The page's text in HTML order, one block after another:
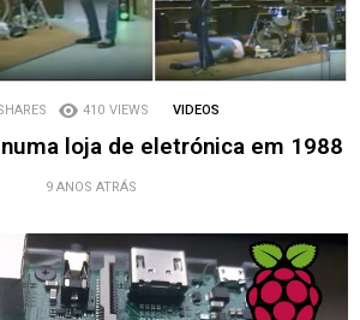
410 VIEWS VIDEOS
loja de eletrónica em 1988
9 ANOS ATRÁS